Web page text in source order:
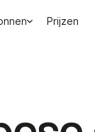
Prijzen